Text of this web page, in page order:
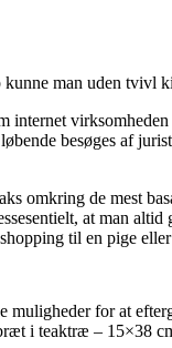
kunne man uden tvivl
internet
besøges af
omkring de mest
at man
til en pige
for at
i teaktræ – 15×38